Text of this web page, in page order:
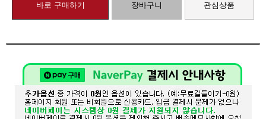
바로 구매하기 장바구니 관심상품